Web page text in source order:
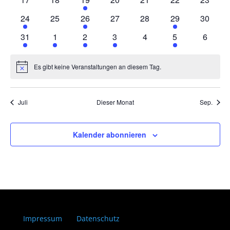
VeranstaltungenVeranstaltung
2
Veranstaltungen
24
0
Veranstaltungen
25
1
Veranstaltung
26
0
27
0
Veranstaltungen
28
1
Veranstaltung
29
0
30
2
Veranstaltungen
31
2
Veranstaltungen
1
2
Veranstaltungen
2
2
Veranstaltungen
3
0
Veranstaltungen
4
1
Veranstaltung
5
0
6
HinweisEs gibt keine Veranstaltungen an diesem Tag.
Juli Dieser Monat Sep.
Kalender abonnieren
Impressum Datenschutz